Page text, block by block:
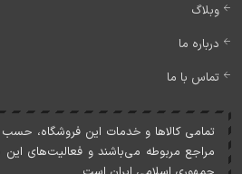
وبلاگ
درباره ما
تماس با ما
تمامی کالاها و خدمات اين فروشگاه، حسب
مراجع مربوطه می‌باشند و فعاليت‌های اين